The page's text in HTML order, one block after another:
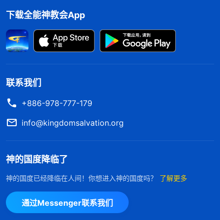
下载全能神教会App
联系我们
+886-978-777-179
info@kingdomsalvation.org
神的国度降临了
神的国度已经降临在人间！你想进入神的国度吗？ 了解更多
通过Messenger联系我们